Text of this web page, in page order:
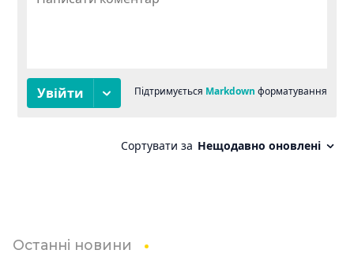
Останні новини